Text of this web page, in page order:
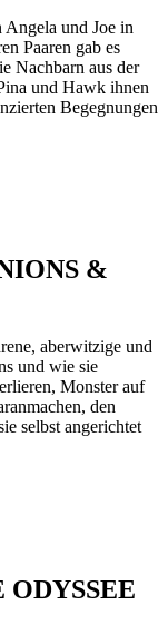
Angela und Joe in
Paaren gab es
Nachbarn aus der
und Hawk ihnen
Begegnungen
&
aberwitzige und
und wie sie
Monster auf
den
selbst angerichtet
ODYSSEE